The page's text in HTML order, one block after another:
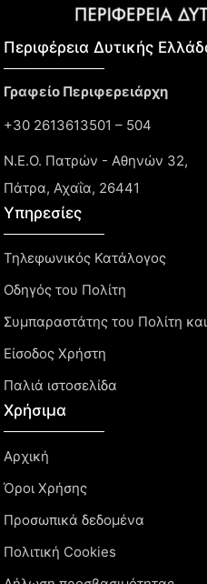
Περιφέρεια Δυτικής
Γραφείο Περιφερειάρχη
+30 2613613501 – 504
Ν.Ε.Ο. Πατρών - Αθηνών 32,
Πάτρα, Αχαΐα, 26441
Υπηρεσίες
Τηλεφωνικός Κατάλογος
Οδηγός του Πολίτη
Συμπαραστάτης του Πολίτη
Είσοδος Χρήστη
Παλιά ιστοσελίδα
Χρήσιμα
Αρχική
Όροι Χρήσης
Προσωπικά δεδομένα
Πολιτική Cookies